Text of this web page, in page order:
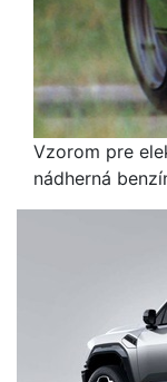
Vzorom pre
nádherná